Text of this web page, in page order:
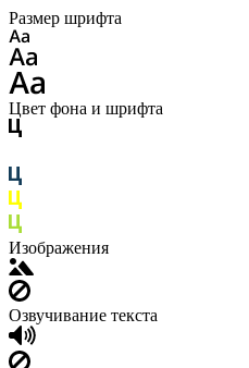
Размер шрифта
Цвет фона и шрифта
Изображения
Озвучивание текста